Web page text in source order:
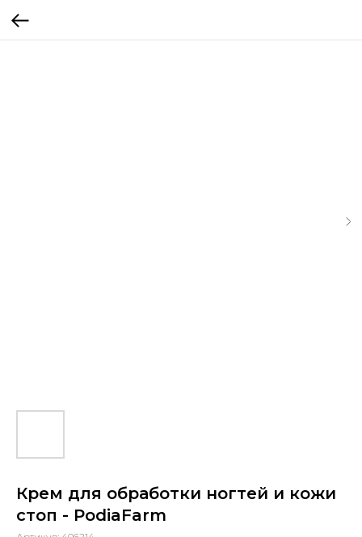
Крем для обработки ногтей и кожи
стоп - PodiaFarm